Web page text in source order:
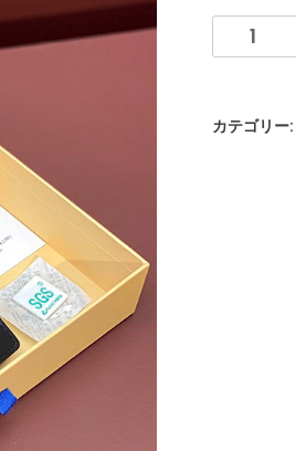
LOUIS
VUITTON
折
カテゴリー: